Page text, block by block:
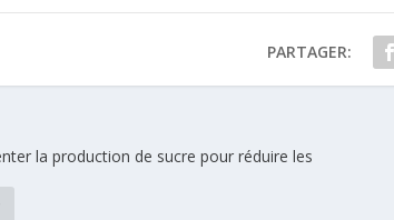
PARTAGER:
la production de sucre pour réduire les